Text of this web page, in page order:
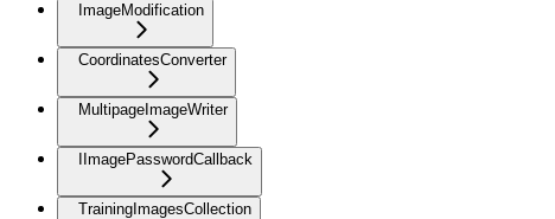
ImageModification
CoordinatesConverter
MultipageImageWriter
IImagePasswordCallback
TrainingImagesCollection